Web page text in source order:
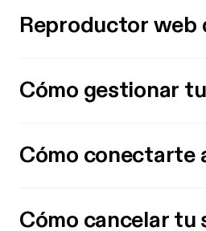
Reproductor web
Cómo gestionar
Cómo conectarte
Cómo cancelar tu